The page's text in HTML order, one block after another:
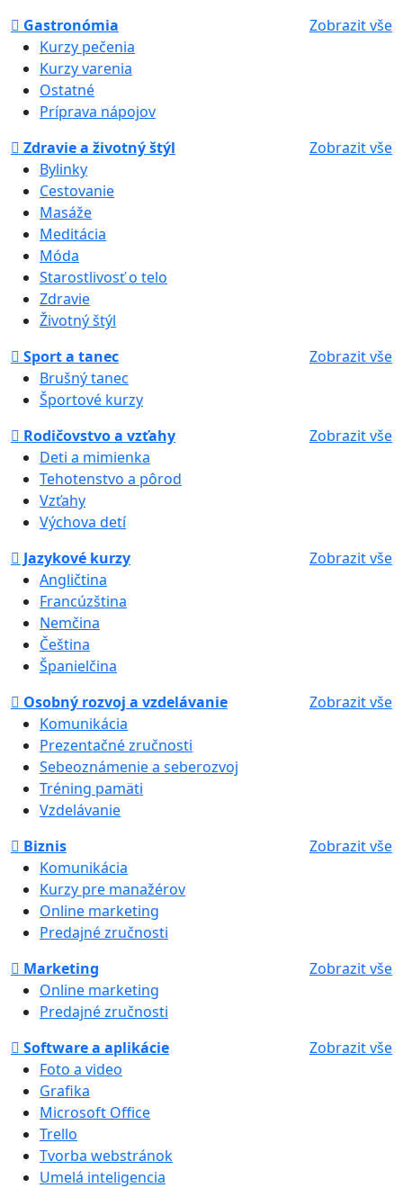
Gastronómia
Zobrazit vše
Kurzy pečenia
Kurzy varenia
Ostatné
Príprava nápojov
Zdravie a životný štýl
Zobrazit vše
Bylinky
Cestovanie
Masáže
Meditácia
Móda
Starostlivosť o telo
Zdravie
Životný štýl
Sport a tanec
Zobrazit vše
Brušný tanec
Športové kurzy
Rodičovstvo a vzťahy
Zobrazit vše
Deti a mimienka
Tehotenstvo a pôrod
Vzťahy
Výchova detí
Jazykové kurzy
Zobrazit vše
Angličtina
Francúzština
Nemčina
Čeština
Španielčina
Osobný rozvoj a vzdelávanie
Zobrazit vše
Komunikácia
Prezentačné zručnosti
Sebeoznámenie a seberozvoj
Tréning pamäti
Vzdelávanie
Biznis
Zobrazit vše
Komunikácia
Kurzy pre manažérov
Online marketing
Predajné zručnosti
Marketing
Zobrazit vše
Online marketing
Predajné zručnosti
Software a aplikácie
Zobrazit vše
Foto a video
Grafika
Microsoft Office
Trello
Tvorba webstránok
Umelá inteligencia